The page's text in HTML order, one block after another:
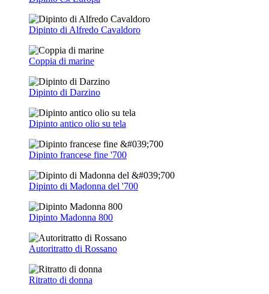
Dipinto di Alfredo Cavaldoro
Coppia di marine
Dipinto di Darzino
Dipinto antico olio su tela
Dipinto francese fine '700
Dipinto di Madonna del '700
Dipinto Madonna 800
Autoritratto di Rossano
Ritratto di donna